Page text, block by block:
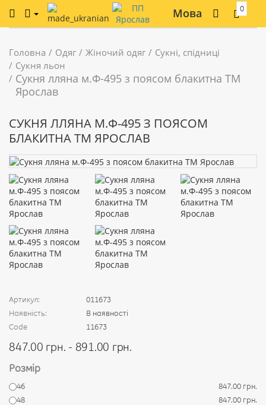
Мова 0
Головна Одяг Жіночий одяг
Сукні, спідниці
Сукня льон
Сукня лляна м.Ф-495 з поясом блакитна ТМ
Ярослав
СУКНЯ ЛЛЯНА М.Ф-495 З ПОЯСОМ
БЛАКИТНА ТМ ЯРОСЛАВ
Артикул:
011673
Наявність:
В наявності
Code
11673
847.00 грн. - 891.00 грн.
Розмір
46
847.00 грн.
48
847.00 грн.